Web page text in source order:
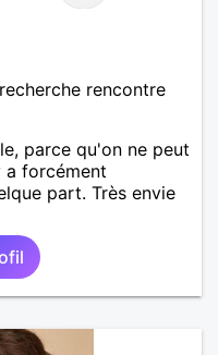
rencontre
parce qu'on ne peut
a forcément
part. Très envie